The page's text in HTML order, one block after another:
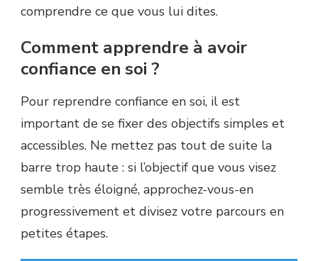
comprendre ce que vous lui dites.
Comment apprendre à avoir
confiance en soi ?
Pour reprendre confiance en soi, il est
important de se fixer des objectifs simples et
accessibles. Ne mettez pas tout de suite la
barre trop haute : si l’objectif que vous visez
semble très éloigné, approchez-vous-en
progressivement et divisez votre parcours en
petites étapes.